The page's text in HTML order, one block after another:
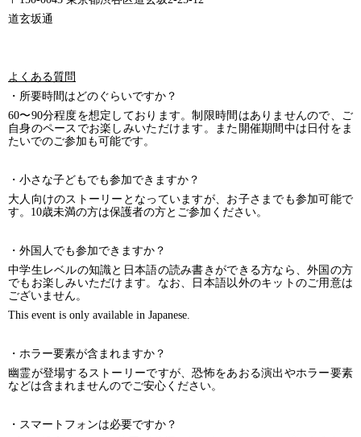
道玄坂通
よくある質問
・所要時間はどのぐらいですか？
60〜90分程度を想定しております。制限時間はありませんので、ご
自身のペースでお楽しみいただけます。また開催期間中は日付をま
たいでのご参加も可能です。
・小さな子どもでも参加できますか？
大人向けのストーリーとなっていますが、お子さまでも参加可能で
す。10歳未満の方は保護者の方とご参加ください。
・外国人でも参加できますか？
中学生レベルの知識と日本語の読み書きができる方なら、外国の方
でもお楽しみいただけます。なお、日本語以外のキットのご用意は
ございません。
This event is only available in Japanese.
・ホラー要素が含まれますか？
幽霊が登場するストーリーですが、恐怖をあおる演出やホラー要素
などは含まれませんのでご安心ください。
・スマートフォンは必要ですか？